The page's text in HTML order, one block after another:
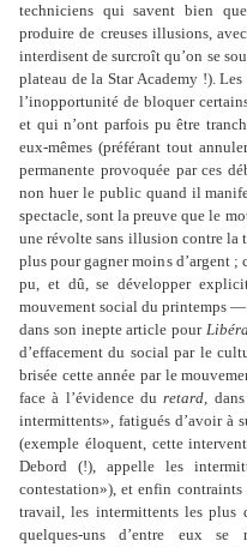
techniciens qui savent bien
produire de creuses illusions,
interdisent de surcroît qu’on se
plateau de la Star Academy !).
l’inopportunité de bloquer
et qui n’ont parfois pu être
eux-mêmes (préférant tout
permanente provoquée par ces
non huer le public quand il
spectacle, sont la preuve que le
une révolte sans illusion contre la
plus pour gagner moins d’argent ;
pu, et dû, se développer
mouvement social du printemps
dans son inepte article pour
d’effacement du social par le
brisée cette année par le
face à l’évidence duretard,
intermittents», fatigués d’avoir à
(exemple éloquent, cette
Debord (!), appelle les
contestation»), et enfin contraints
travail, les intermittents les plus
quelques-uns d’entre eux se